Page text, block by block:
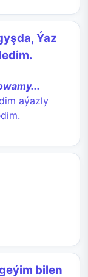
Ýaz
aýazly
bilen